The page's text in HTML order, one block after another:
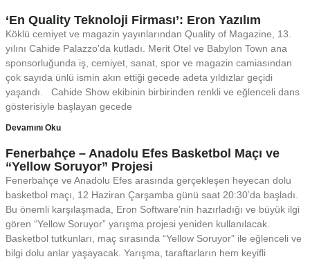
‘En Quality Teknoloji Firması’: Eron Yazılım
Köklü cemiyet ve magazin yayınlarından Quality of Magazine, 13.
yılını Cahide Palazzo’da kutladı. Merit Otel ve Babylon Town ana
sponsorluğunda iş, cemiyet, sanat, spor ve magazin camiasından
çok sayıda ünlü ismin akın ettiği gecede adeta yıldızlar geçidi
yaşandı. Cahide Show ekibinin birbirinden renkli ve eğlenceli dans
gösterisiyle başlayan gecede
Devamını Oku
Fenerbahçe – Anadolu Efes Basketbol Maçı ve
“Yellow Soruyor” Projesi
Fenerbahçe ve Anadolu Efes arasında gerçekleşen heyecan dolu
basketbol maçı, 12 Haziran Çarşamba günü saat 20:30’da başladı.
Bu önemli karşılaşmada, Eron Software’nin hazırladığı ve büyük ilgi
gören “Yellow Soruyor” yarışma projesi yeniden kullanılacak.
Basketbol tutkunları, maç sırasında “Yellow Soruyor” ile eğlenceli ve
bilgi dolu anlar yaşayacak. Yarışma, taraftarların hem keyifli